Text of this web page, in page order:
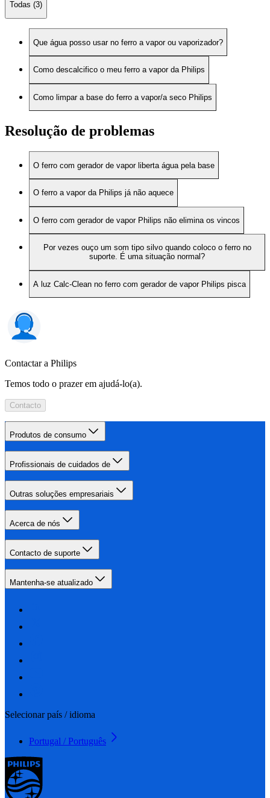
Todas (3)
Que água posso usar no ferro a vapor ou vaporizador?
Como descalcifico o meu ferro a vapor da Philips
Como limpar a base do ferro a vapor/a seco Philips
Resolução de problemas
O ferro com gerador de vapor liberta água pela base
O ferro a vapor da Philips já não aquece
O ferro com gerador de vapor Philips não elimina os vincos
Por vezes ouço um som tipo silvo quando coloco o ferro no
suporte. É uma situação normal?
A luz Calc-Clean no ferro com gerador de vapor Philips pisca
Contactar a Philips
Temos todo o prazer em ajudá-lo(a).
Contacto
Produtos de consumo
Profissionais de cuidados de
Outras soluções empresariais
Acerca de nós
Contacto de suporte
Mantenha-se atualizado
Selecionar país / idioma
Portugal / Português